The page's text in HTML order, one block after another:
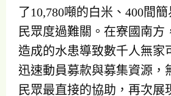
了10,780噸的白米、400間
民眾度過難關。在寮國南方
造成的水患導致數千人無家
迅速動員募款與募集資源，
民眾最直接的協助，再次展